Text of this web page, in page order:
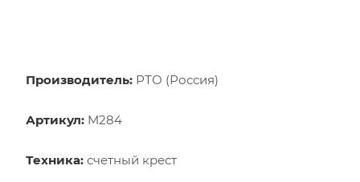
Производитель: РТО (Россия)
Артикул: M284
Техника: счетный крест